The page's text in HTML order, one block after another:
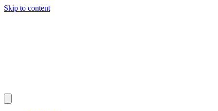
Skip to content